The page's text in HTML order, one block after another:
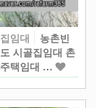
임대
농촌빈
시골집임대 촌
주택임대 …